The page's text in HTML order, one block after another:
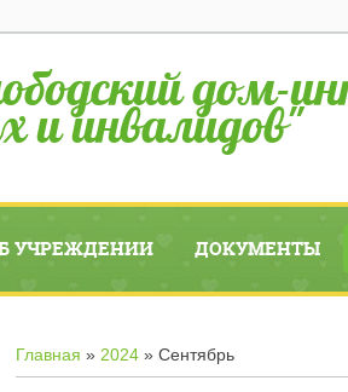
дом-
и инвалидов"
УЧРЕЖДЕНИИ ДОКУМЕНТЫ
Главная » 2024 » Сентябрь